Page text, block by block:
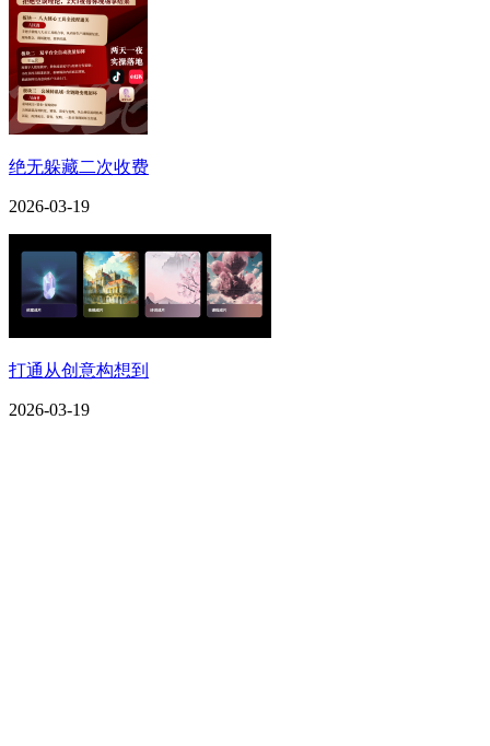
绝无躲藏二次收费
2026-03-19
打通从创意构想到
2026-03-19